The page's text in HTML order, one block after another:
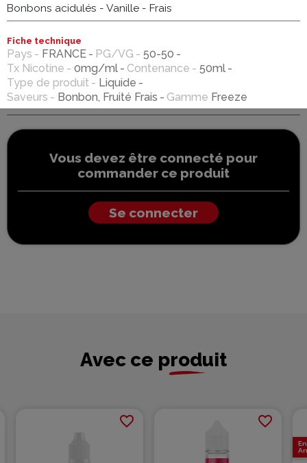
Bonbons acidulés - Vanille - Frais
Fiche technique
Pays FRANCE PG/VG
50-50
Tx Nicotine
0mg/ml Contenance
50ml
Type de produit
Liquide
Saveurs
Bonbon, Fruité Frais Gamme Freeze
Vous devez être connecté pour
commander ce produit
Se connecter
Avec ce produit
favorite_border favorite_border
En